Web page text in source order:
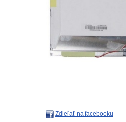
Zdieľať na facebooku